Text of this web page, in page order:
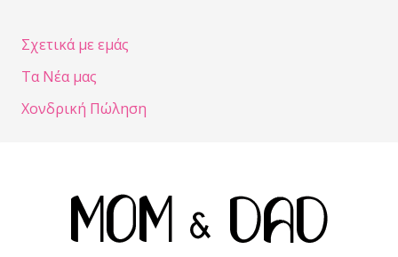
Σχετικά με εμάς
Τα Νέα μας
Χονδρική Πώληση